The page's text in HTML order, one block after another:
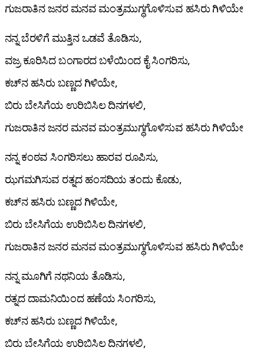
ಗುಜರಾತಿನ ಜನರ ಮನವ ಮಂತ್ರಮುಗ್ಧಗೊಳಿಸುವ ಹಸಿರು ಗಿಳಿಯೇ
ನನ್ನ ಬೆರಳಿಗೆ ಮುತ್ತಿನ ಒಡವೆ ತೊಡಿಸು,
ವಜ್ರ ಕೂರಿಸಿದ ಬಂಗಾರದ ಬಳೆಯಿಂದ ಕೈ ಸಿಂಗರಿಸು,
ಕಚ್‌ನ ಹಸಿರು ಬಣ್ಣದ ಗಿಳಿಯೇ,
ಬಿರು ಬೇಸಿಗೆಯ ಉರಿಬಿಸಿಲ ದಿನಗಳಲಿ,
ಗುಜರಾತಿನ ಜನರ ಮನವ ಮಂತ್ರಮುಗ್ಧಗೊಳಿಸುವ ಹಸಿರು ಗಿಳಿಯೇ
ನನ್ನ ಕಂಠವ ಸಿಂಗರಿಸಲು ಹಾರವ ರೂಪಿಸು,
ಝಗಮಗಿಸುವ ರತ್ನದ ಹಂಸದಿಯ ತಂದು ಕೊಡು,
ಕಚ್‌ನ ಹಸಿರು ಬಣ್ಣದ ಗಿಳಿಯೇ,
ಬಿರು ಬೇಸಿಗೆಯ ಉರಿಬಿಸಿಲ ದಿನಗಳಲಿ,
ಗುಜರಾತಿನ ಜನರ ಮನವ ಮಂತ್ರಮುಗ್ಧಗೊಳಿಸುವ ಹಸಿರು ಗಿಳಿಯೇ
ನನ್ನ ಮೂಗಿಗೆ ನಥನಿಯ ತೊಡಿಸು,
ರತ್ನದ ದಾಮನಿಯಿಂದ ಹಣೆಯ ಸಿಂಗರಿಸು,
ಕಚ್‌ನ ಹಸಿರು ಬಣ್ಣದ ಗಿಳಿಯೇ,
ಬಿರು ಬೇಸಿಗೆಯ ಉರಿಬಿಸಿಲ ದಿನಗಳಲಿ,